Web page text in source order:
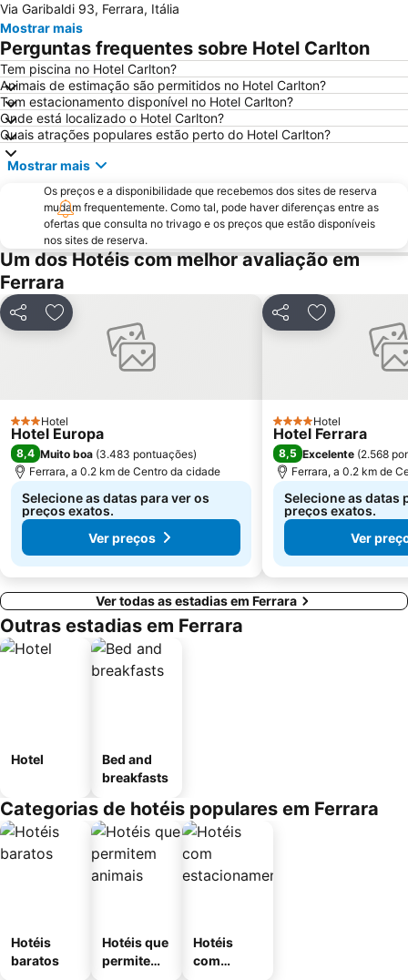
Santuario della Madonna di San Luca
Fiera di Santa Lucia
Basílica de São Petrônio
Pescara
Pilastro
San Donato
Via Garibaldi 93, Ferrara, Itália
Mostrar mais
Perguntas frequentes sobre Hotel Carlton
Tem piscina no Hotel Carlton?
Animais de estimação são permitidos no Hotel Carlton?
Tem estacionamento disponível no Hotel Carlton?
Onde está localizado o Hotel Carlton?
Quais atrações populares estão perto do Hotel Carlton?
Mostrar mais
Os preços e a disponibilidade que recebemos dos sites de reserva
mudam frequentemente. Como tal, pode haver diferenças entre as
ofertas que consulta no trivago e os preços que estão disponíveis
nos sites de reserva.
Um dos Hotéis com melhor avaliação em
Ferrara
PartilharAdicionar aos favoritos
3 Estrelas
Hotel
Hotel Europa
8,4 Muito boa (3.483 pontuações)
Ferrara, a 0.2 km de Centro da cidade
Selecione as datas para ver os
preços exatos.
Ver preços
PartilharAdicionar
4 Estrelas
Hotel
Hotel Ferrara
8,5 Excelente (2.568
Ferrara, a 0.2 km de
Selecione as datas
preços exatos.
Ver
Ver todas as estadias em Ferrara
Outras estadias em Ferrara
Hotel
Bed and
breakfasts
Categorias de hotéis populares em Ferrara
Hotéis
baratos
Hotéis que
permitem
Hotéis
com